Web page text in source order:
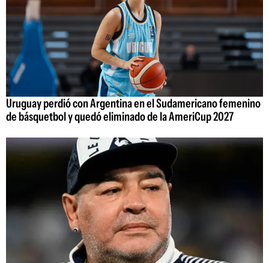
Uruguay perdió con Argentina en el Sudamericano femenino
de básquetbol y quedó eliminado de la AmeriCup 2027